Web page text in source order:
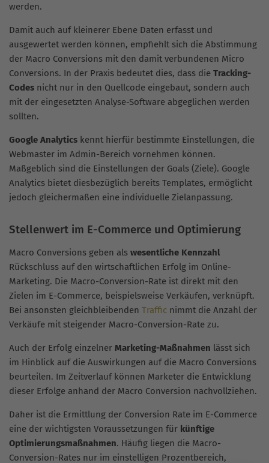
werden.
Damit auch auf kleinerer Ebene Daten erfasst und
ausgewertet werden können, empfiehlt sich die Abstimmung
der Macro Conversions mit den damit verbundenen Micro
Conversions. In der Praxis bedeutet dies, dass die Tracking-
Codes nicht nur in den Quellcode eingebaut, sondern auch
mit der eingesetzten Analyse-Software abgeglichen werden
sollten.
Google Analytics kennt hierfür bestimmte Einstellungen, die
Webmaster im Admin-Bereich vornehmen können.
Maßgeblich sind die Einstellungen der Goals (Ziele). Google
Analytics bietet diesbezüglich bereits Templates, ermöglicht
jedoch gleichermaßen eine individuelle Zielanpassung.
Stellenwert im E-Commerce und Optimierung
Macro Conversions geben als wesentliche Kennzahl
Rückschluss auf den wirtschaftlichen Erfolg im Online-
Marketing. Die Macro-Conversion-Rate ist direkt mit den
Zielen im E-Commerce, beispielsweise Verkäufen, verknüpft.
Bei ansonsten gleichbleibenden Traffic nimmt die Anzahl der
Verkäufe mit steigender Macro-Conversion-Rate zu.
Auch der Erfolg einzelner Marketing-Maßnahmen lässt sich
im Hinblick auf die Auswirkungen auf die Macro Conversions
beurteilen. Im Zeitverlauf können Marketer die Entwicklung
dieser Erfolge anhand der Macro Conversion nachvollziehen.
Daher ist die Ermittlung der Conversion Rate im E-Commerce
eine der wichtigsten Voraussetzungen für künftige
Optimierungsmaßnahmen. Häufig liegen die Macro-
Conversion-Rates nur im einstelligen Prozentbereich,